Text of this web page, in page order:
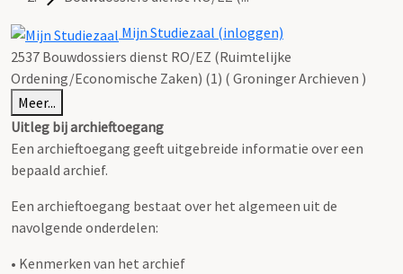
Mijn Studiezaal (inloggen)
2537 Bouwdossiers dienst RO/EZ (Ruimtelijke
Ordening/Economische Zaken) (1) ( Groninger Archieven )
Meer...
Uitleg bij archieftoegang
Een archieftoegang geeft uitgebreide informatie over een
bepaald archief.
Een archieftoegang bestaat over het algemeen uit de
navolgende onderdelen:
• Kenmerken van het archief